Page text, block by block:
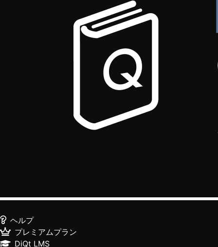
ヘルプ
プレミアムプラン
DiQt LMS